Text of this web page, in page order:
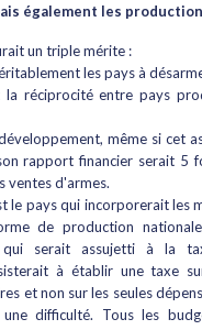
également les
un triple mérite :
les pays à
réciprocité entre pays
même si cet
rapport financier serait 5
ventes d'armes.
le pays qui incorporerait les
de production
qui serait assujetti à la
à établir une taxe
et non sur les seules
difficulté. Tous les